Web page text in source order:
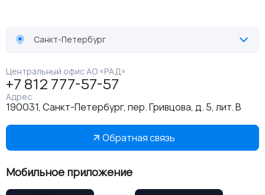
Санкт-Петербург
Центральный офис АО «РАД»
+7 812 777-57-57
Адрес
190031, Санкт-Петербург, пер. Гривцова, д. 5, лит. В
Обратная связь
Мобильное приложение